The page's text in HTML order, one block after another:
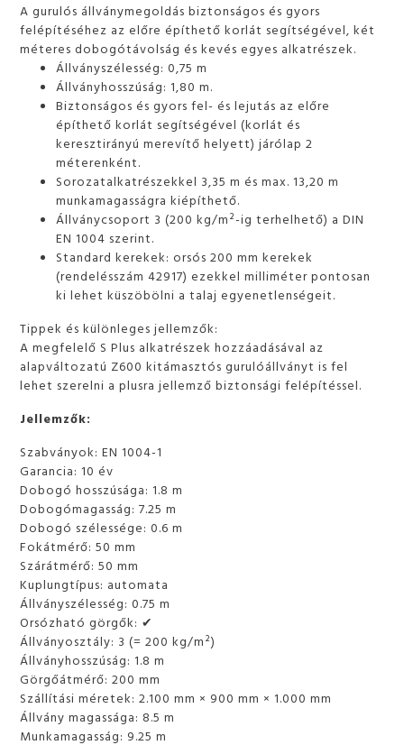
A gurulós állványmegoldás biztonságos és gyors
felépítéséhez az előre építhető korlát segítségével, két
méteres dobogótávolság és kevés egyes alkatrészek.
Állványszélesség: 0,75 m
Állványhosszúság: 1,80 m.
Biztonságos és gyors fel- és lejutás az előre
építhető korlát segítségével (korlát és
keresztirányú merevítő helyett) járólap 2
méterenként.
Sorozatalkatrészekkel 3,35 m és max. 13,20 m
munkamagasságra kiépíthető.
Állványcsoport 3 (200 kg/m²-ig terhelhető) a DIN
EN 1004 szerint.
Standard kerekek: orsós 200 mm kerekek
(rendelésszám 42917) ezekkel milliméter pontosan
ki lehet küszöbölni a talaj egyenetlenségeit.
Tippek és különleges jellemzők:
A megfelelő S Plus alkatrészek hozzáadásával az
alapváltozatú Z600 kitámasztós gurulóállványt is fel
lehet szerelni a plusra jellemző biztonsági felépítéssel.
Jellemzők:
Szabványok: EN 1004-1
Garancia: 10 év
Dobogó hosszúsága: 1.8 m
Dobogómagasság: 7.25 m
Dobogó szélessége: 0.6 m
Fokátmérő: 50 mm
Szárátmérő: 50 mm
Kuplungtípus: automata
Állványszélesség: 0.75 m
Orsózható görgők: ✔
Állványosztály: 3 (= 200 kg/m²)
Állványhosszúság: 1.8 m
Görgőátmérő: 200 mm
Szállítási méretek: 2.100 mm × 900 mm × 1.000 mm
Állvány magassága: 8.5 m
Munkamagasság: 9.25 m